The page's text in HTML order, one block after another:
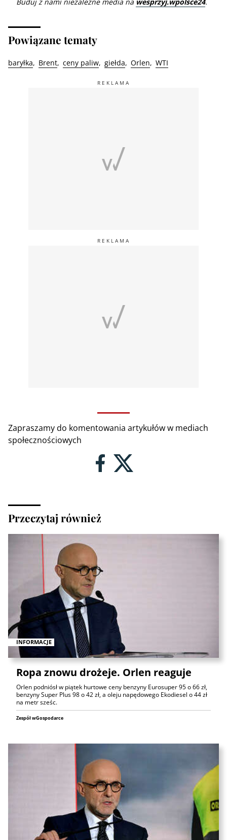
Powiązane tematy
baryłka Brent ceny paliw giełda Orlen WTI
Zapraszamy do komentowania artykułów w mediach
społecznościowych
Przeczytaj również
INFORMACJE
Ropa znowu drożeje. Orlen reaguje
Orlen podniósł w piątek hurtowe ceny benzyny Eurosuper 95 o 66 zł,
benzyny Super Plus 98 o 42 zł, a oleju napędowego Ekodiesel o 44 zł
na metr sześc.
Zespół wGospodarce